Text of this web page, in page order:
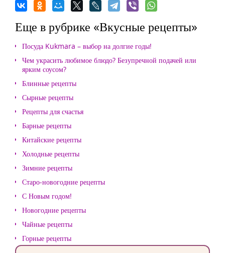
Еще в рубрике «Вкусные рецепты»
Посуда Kukmara – выбор на долгие годы!
Чем украсить любимое блюдо? Безупречной подачей или
ярким соусом?
Блинные рецепты
Сырные рецепты
Рецепты для счастья
Барные рецепты
Китайские рецепты
Холодные рецепты
Зимние рецепты
Старо-новогодние рецепты
С Новым годом!
Новогодние рецепты
Чайные рецепты
Горные рецепты